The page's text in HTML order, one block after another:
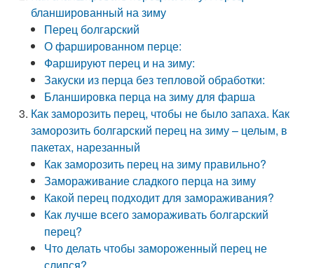
бланшированный на зиму
Перец болгарский
О фаршированном перце:
Фаршируют перец и на зиму:
Закуски из перца без тепловой обработки:
Бланшировка перца на зиму для фарша
Как заморозить перец, чтобы не было запаха. Как
заморозить болгарский перец на зиму – целым, в
пакетах, нарезанный
Как заморозить перец на зиму правильно?
Замораживание сладкого перца на зиму
Какой перец подходит для замораживания?
Как лучше всего замораживать болгарский
перец?
Что делать чтобы замороженный перец не